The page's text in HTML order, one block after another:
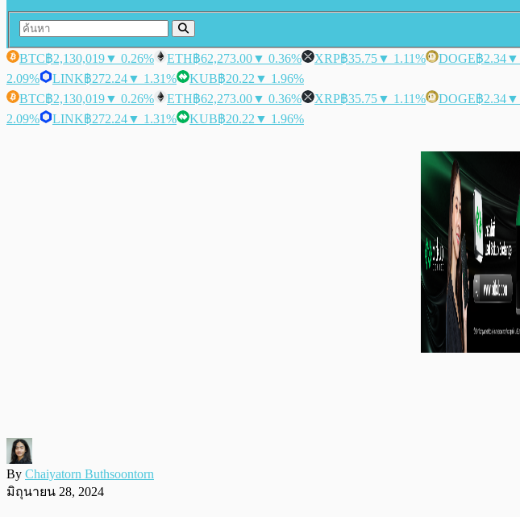
BTC฿2,130,019▼ 0.26% ETH฿62,273.00▼ 0.36% XRP฿35.75▼ 1.11% DOGE฿2.34▼
2.09%
LINK฿272.24▼ 1.31% KUB฿20.22 ▼ 1.96%
BTC฿2,130,019▼ 0.26% ETH฿62,273.00▼ 0.36% XRP฿35.75▼ 1.11% DOGE฿2.34▼
2.09%
LINK฿272.24▼ 1.31% KUB฿20.22 ▼ 1.96%
By Chaiyatorn Buthsoontorn
มิถุนายน 28, 2024